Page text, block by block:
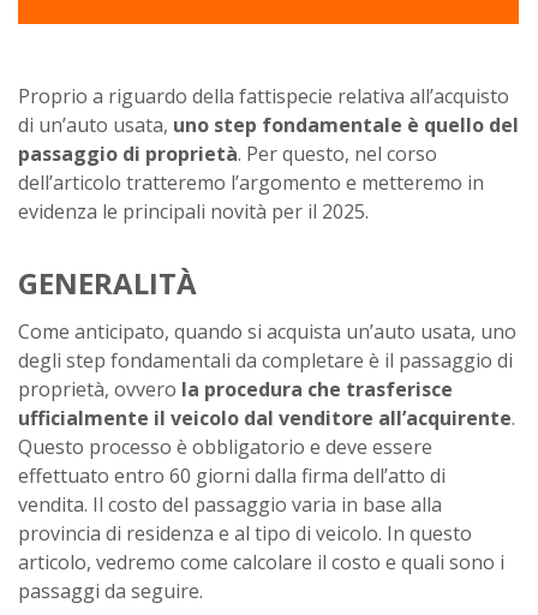
Proprio a riguardo della fattispecie relativa all’acquisto
di un’auto usata, uno step fondamentale è quello del
passaggio di proprietà. Per questo, nel corso
dell’articolo tratteremo l’argomento e metteremo in
evidenza le principali novità per il 2025.
GENERALITÀ
Come anticipato, quando si acquista un’auto usata, uno
degli step fondamentali da completare è il passaggio di
proprietà, ovvero la procedura che trasferisce
ufficialmente il veicolo dal venditore all’acquirente.
Questo processo è obbligatorio e deve essere
effettuato entro 60 giorni dalla firma dell’atto di
vendita. Il costo del passaggio varia in base alla
provincia di residenza e al tipo di veicolo. In questo
articolo, vedremo come calcolare il costo e quali sono i
passaggi da seguire.